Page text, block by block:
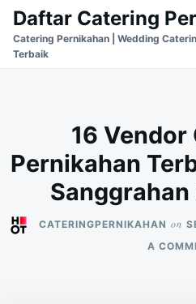
Skip
content
Search
for:
Daftar Catering
Catering Pernikahan | Wedding
Terbaik
16
Pernikahan
CATERINGPERNIKAHAN on
A